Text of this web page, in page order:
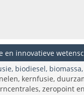
innovatieve
biodiesel,
kernfusie,
zeropoint